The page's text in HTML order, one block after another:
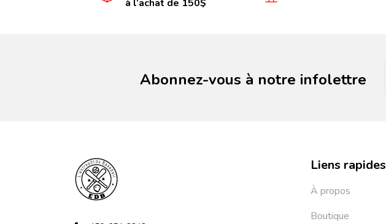
à l’achat de 150$
Abonnez-vous à notre infolettre
Liens rapides
À propos
Boutique